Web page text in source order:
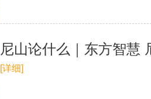
尼山论什么｜东方智慧
[详细]